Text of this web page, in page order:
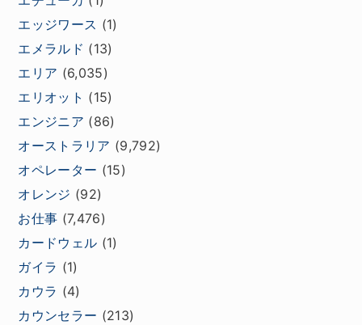
エッジワース (1)
エメラルド (13)
エリア (6,035)
エリオット (15)
エンジニア (86)
オーストラリア (9,792)
オペレーター (15)
オレンジ (92)
お仕事 (7,476)
カードウェル (1)
ガイラ (1)
カウラ (4)
カウンセラー (213)